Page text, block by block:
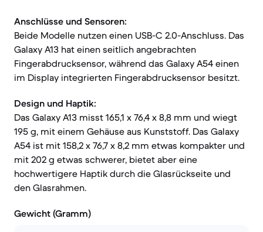
Anschlüsse und Sensoren:
Beide Modelle nutzen einen USB-C 2.0-Anschluss. Das
Galaxy A13 hat einen seitlich angebrachten
Fingerabdrucksensor, während das Galaxy A54 einen
im Display integrierten Fingerabdrucksensor besitzt.
Design und Haptik:
Das Galaxy A13 misst 165,1 x 76,4 x 8,8 mm und wiegt
195 g, mit einem Gehäuse aus Kunststoff. Das Galaxy
A54 ist mit 158,2 x 76,7 x 8,2 mm etwas kompakter und
mit 202 g etwas schwerer, bietet aber eine
hochwertigere Haptik durch die Glasrückseite und
den Glasrahmen.
Gewicht (Gramm)